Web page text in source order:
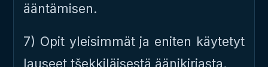
ääntämisen.
7) Opit yleisimmät ja eniten käytetyt
lauseet tšekkiläisestä äänikirjasta.